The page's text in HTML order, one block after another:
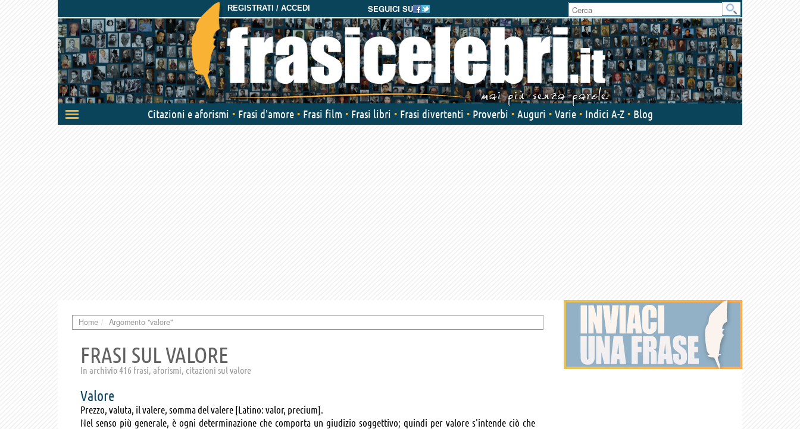
SEGUICI SU
REGISTRATI / ACCEDI
Attiva/disattiva
navigazione
User
area
Citazioni e aforismi Frasi d'amore Frasi film Frasi libri Frasi divertenti Proverbi Auguri Varie Indici A-Z Blog
Home Argomento "valore"
FRASI SUL VALORE
In archivio 416 frasi, aforismi, citazioni sul valore
Valore
Prezzo, valuta, il valere, somma del valere [Latino: valor, precium].
Nel senso più generale, è ogni determinazione che comporta un giudizio soggettivo; quindi per valore s'intende ciò che